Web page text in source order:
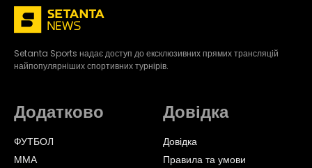
Setanta Sports надає доступ до ексклюзивних прямих трансляцій
найпопулярніших спортивних турнірів.
Додатково
ФУТБОЛ
ММА
Довідка
Довідка
Правила та умови